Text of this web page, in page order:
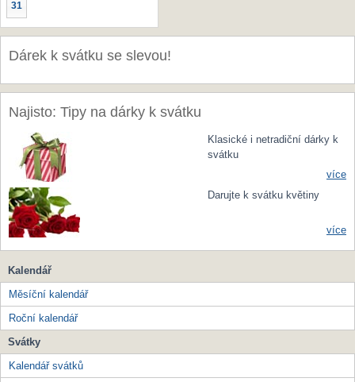
31
Dárek k svátku se slevou!
Najisto: Tipy na dárky k svátku
Klasické i netradiční dárky k
svátku
více
Darujte k svátku květiny
více
Kalendář
Měsíční kalendář
Roční kalendář
Svátky
Kalendář svátků